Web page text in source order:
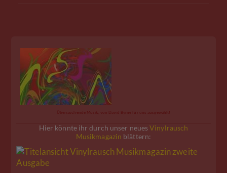
Überraschende Musik, von David Byrne für uns ausgewählt!
Hier könnte ihr durch unser neuesVinylrausch
Musikmagazin blättern: